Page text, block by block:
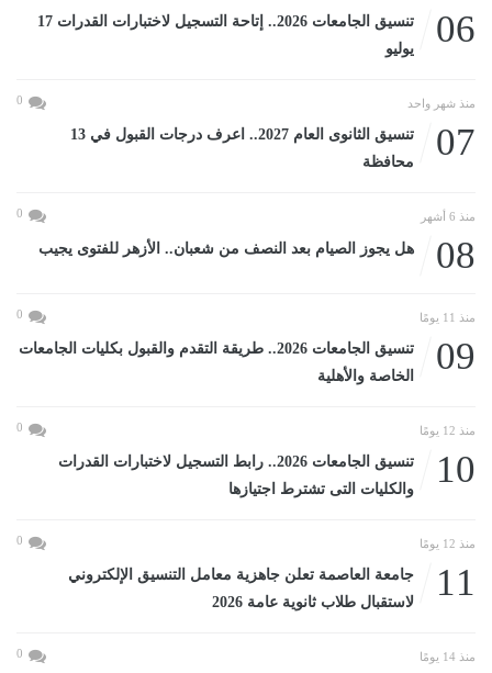
06
تنسيق الجامعات 2026.. إتاحة التسجيل لاختبارات القدرات 17
يوليو
منذ شهر واحد 0
07
تنسيق الثانوى العام 2027.. اعرف درجات القبول في 13
محافظة
منذ 6 أشهر 0
08 هل يجوز الصيام بعد النصف من شعبان.. الأزهر للفتوى يجيب
منذ 11 يومًا 0
09
تنسيق الجامعات 2026.. طريقة التقدم والقبول بكليات الجامعات
الخاصة والأهلية
منذ 12 يومًا 0
10
تنسيق الجامعات 2026.. رابط التسجيل لاختبارات القدرات
والكليات التى تشترط اجتيازها
منذ 12 يومًا 0
11
جامعة العاصمة تعلن جاهزية معامل التنسيق الإلكتروني
لاستقبال طلاب ثانوية عامة 2026
منذ 14 يومًا 0